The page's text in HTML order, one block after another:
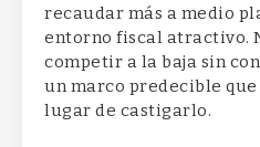
recaudar más a medio
entorno fiscal atractivo.
competir a la baja sin
un marco predecible
lugar de castigarlo.